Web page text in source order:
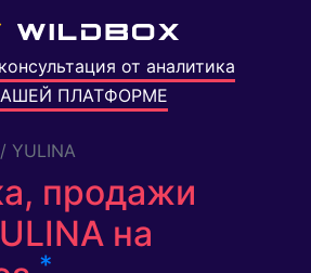
от аналитика
ПЛАТФОРМЕ
/ YULINA
продажи
на
*